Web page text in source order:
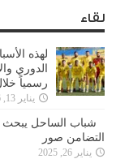
لقاء
لهذه
الدوري
رسمياً
يناير 13, 2026
شباب الساحل يبحث
التضامن صور
يناير 26, 2025